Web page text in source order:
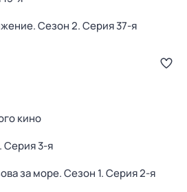
. Сезон 2. Серия 37-я
кино
. Серия 3-я
за море. Сезон 1. Серия 2-я